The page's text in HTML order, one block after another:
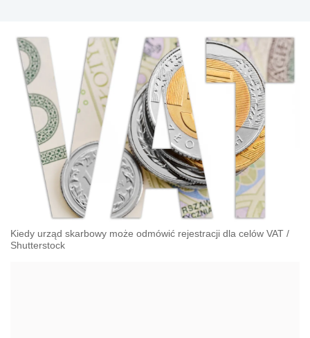
Kiedy urząd skarbowy może odmówić rejestracji dla celów VAT /
Shutterstock